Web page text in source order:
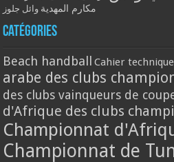
مكارم المهدية وائل جلوز
Catégories
Beach handball Cahier technique
arabe des clubs
des clubs vainqueurs de
d'Afrique des clubs
Championnat
Championnat de